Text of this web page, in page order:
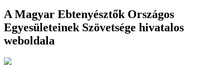
A Magyar Ebtenyésztők Országos
Egyesületeinek Szövetsége hivatalos
weboldala